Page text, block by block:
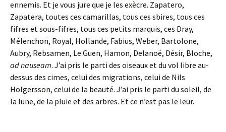
ennemis. Et je vous jure que je les exècre. Zapatero,
Zapatera, toutes ces camarillas, tous ces sbires, tous ces
fifres et sous-fifres, tous ces petits marquis, ces Dray,
Mélenchon, Royal, Hollande, Fabius, Weber, Bartolone,
Aubry, Rebsamen, Le Guen, Hamon, Delanoé, Désir, Bloche,
ad nauseam. J’ai pris le parti des oiseaux et du vol libre au-
dessus des cimes, celui des migrations, celui de Nils
Holgersson, celui de la beauté. J’ai pris le parti du soleil, de
la lune, de la pluie et des arbres. Et ce n’est pas le leur.